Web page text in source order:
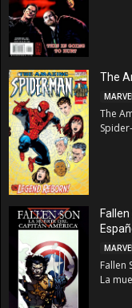
The
The
Fallen
La